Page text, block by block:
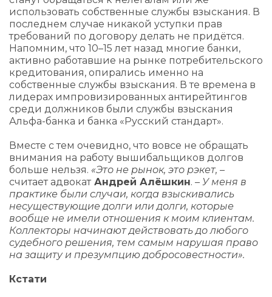
использовать собственные службы взыскания. В
последнем случае никакой уступки прав
требований по договору делать не придётся.
Напомним, что 10–15 лет назад многие банки,
активно работавшие на рынке потребительского
кредитования, опирались именно на
собственные службы взыскания. В те времена в
лидерах импровизированных антирейтингов
среди должников были службы взыскания
Альфа-банка и банка «Русский стандарт».
Вместе с тем очевидно, что вовсе не обращать
внимания на работу вышибальщиков долгов
больше нельзя. «Это не рынок, это рэкет, –
считает адвокатАндрей Алёшкин. – У меня в
практике были случаи, когда взыскивались
несуществующие долги или долги, которые
вообще не имели отношения к моим клиентам.
Коллекторы начинают действовать до любого
судебного решения, тем самым нарушая право
на защиту и презумпцию добросовестности».
Кстати